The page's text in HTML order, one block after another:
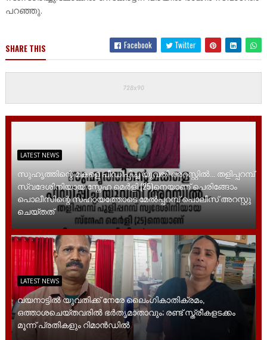
പറഞ്ഞു.
SHARE THIS Facebook Twitter
LATEST NEWS
സുഹൃത്തിന്റെ മകളെ പീഡിപ്പിച്ച യുവതി അറസ്റ്റിൽ... തളിപ്പറമ്പ്
സ്വദേശിനിയായ സ്നേഹ മെർളി (25)നെയാണ് പെരിങ്ങോം
പൊലീസിന്റെ സഹായത്തോടെ മേൽപ്പറമ്പ് പൊലീസ് അറസ്റ്റു
ചെയ്തത്
LATEST NEWS
വയനാട്ടിൽ യുവതിക്ക് നേരേ ലൈം​ഗികാതിക്രമം,
ഒത്താശചെയ്തവരിൽ ഭർതൃമാതാവും; രണ്ട് സ്ത്രീകളടക്കം
മൂന്ന് പ്രതികളും റിമാൻഡിൽ